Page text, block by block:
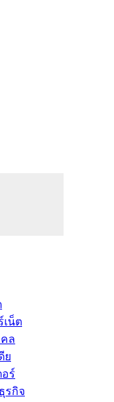
เน็ต
ล
ย
อร์
รกิจ